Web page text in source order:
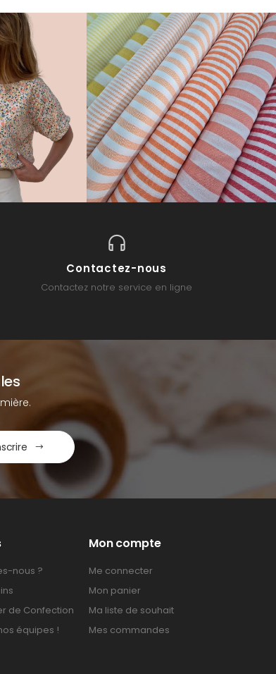
Contactez-nous
Contactez notre service en ligne
nous ?
de Confection
équipes !
Mon compte
Me connecter
Mon panier
Ma liste de souhait
Mes commandes